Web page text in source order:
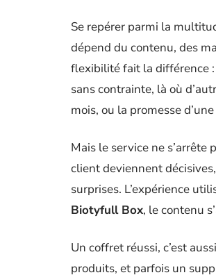
Se repérer parmi la
dépend du contenu, des
flexibilité fait la différence
sans contrainte, là où
mois, ou la promesse d’une
Mais le service ne s’arrête
client deviennent
surprises. L’expérience
Biotyfull Box, le contenu
Un coffret réussi, c’est
produits, et parfois un